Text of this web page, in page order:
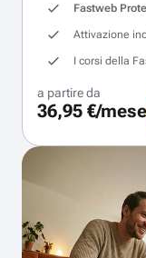
Fastweb
Attivazione
I corsi della
a partire da
36,95 €/mese